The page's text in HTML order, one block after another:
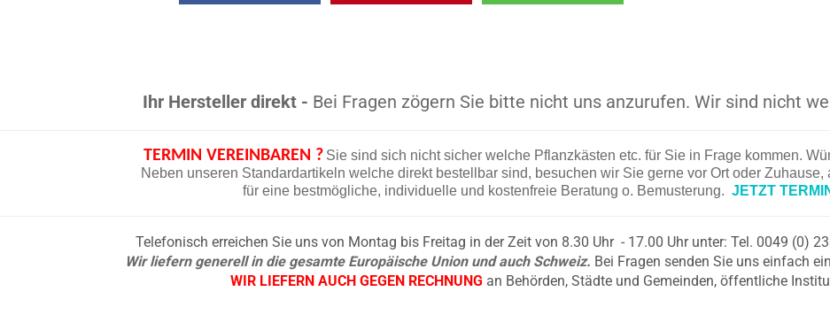
Ihr Hersteller direkt - Bei Fragen zögern Sie bitte nicht uns anzurufen. Wir sind nicht
TERMIN VEREINBAREN ? Sie sind sich nicht sicher welche Pflanzkästen etc. für Sie in Frage kommen.
Neben unseren Standardartikeln welche direkt bestellbar sind, besuchen wir Sie gerne vor Ort oder
für eine bestmögliche, individuelle und kostenfreie Beratung o. Bemusterung. JETZT
Telefonisch erreichen Sie uns von Montag bis Freitag in der Zeit von 8.30 Uhr - 17.00 Uhr unter: Tel. 0049 (0)
Wir liefern generell in die gesamte Europäische Union und auch Schweiz. Bei Fragen senden Sie uns einfach
WIR LIEFERN AUCH GEGEN RECHNUNG an Behörden, Städte und Gemeinden, öffentliche